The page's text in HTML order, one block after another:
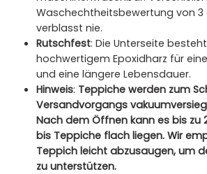
Waschechtheitsbewertung von 3
verblasst nie.
Rutschfest: Die Unterseite
hochwertigem Epoxidharz für
und eine längere Lebensdauer.
Hinweis: Teppiche werden zum
Versandvorgangs
Nach dem Öffnen kann es bis zu
bis Teppiche flach liegen. Wir
Teppich leicht abzusaugen, um
zu unterstützen.